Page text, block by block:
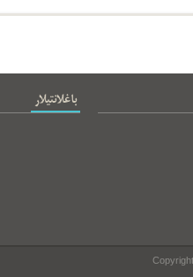
باغلانتیلار